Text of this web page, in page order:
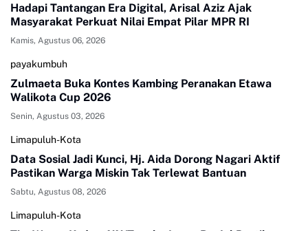
Hadapi Tantangan Era Digital, Arisal Aziz Ajak
Masyarakat Perkuat Nilai Empat Pilar MPR RI
Kamis, Agustus 06, 2026
payakumbuh
Zulmaeta Buka Kontes Kambing Peranakan Etawa
Walikota Cup 2026
Senin, Agustus 03, 2026
Limapuluh-Kota
Data Sosial Jadi Kunci, Hj. Aida Dorong Nagari Aktif
Pastikan Warga Miskin Tak Terlewat Bantuan
Sabtu, Agustus 08, 2026
Limapuluh-Kota